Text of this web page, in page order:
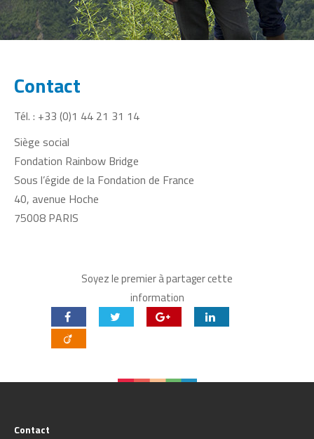
Contact
Tél. : +33 (0)1 44 21 31 14
Siège social
Fondation Rainbow Bridge
Sous l’égide de la Fondation de France
40, avenue Hoche
75008 PARIS
Soyez le premier à partager cette
information
Contact